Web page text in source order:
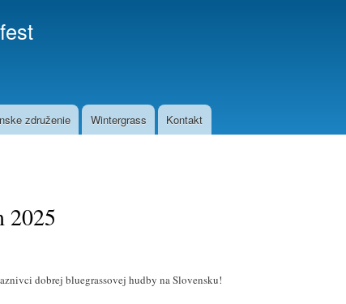
združenie Wintergrass Kontakt
2025
dobrej bluegrassovej hudby na Slovensku!